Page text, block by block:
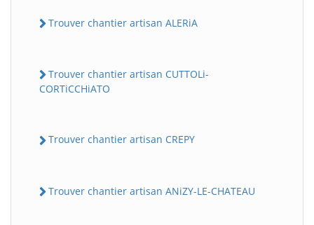
Trouver chantier artisan ALERiA
Trouver chantier artisan CUTTOLi-
CORTiCCHiATO
Trouver chantier artisan CREPY
Trouver chantier artisan ANiZY-LE-CHATEAU